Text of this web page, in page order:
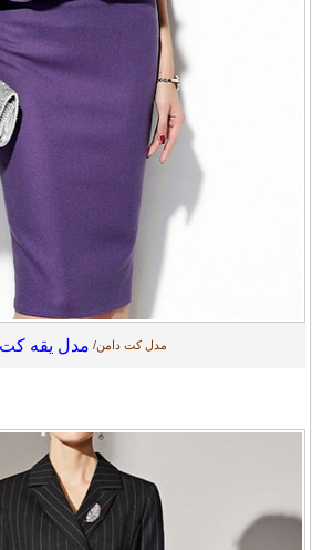
مدل کت دامن/ مدل یقه کت